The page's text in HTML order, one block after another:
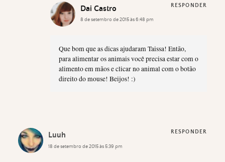
Dai Castro
8 de setembro de 2015 às 6:48 pm
Que bom que as dicas ajudaram Taissa! Então,
para alimentar os animais você precisa estar com o
alimento em mãos e clicar no animal com o botão
direito do mouse! Beijos! :)
RESPONDER
Luuh
18 de setembro de 2015 às 5:39 pm
RESPONDER